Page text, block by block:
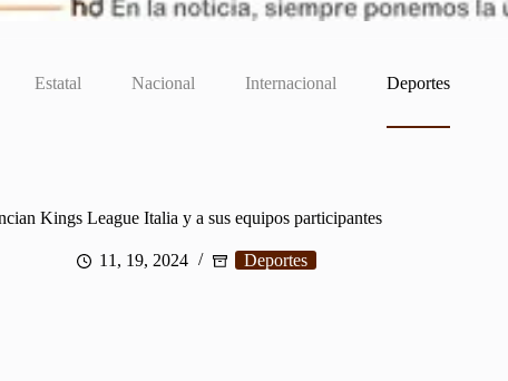
Estatal Nacional Internacional Deportes
Kings League Italia y a sus equipos participantes
11, 19, 2024 Deportes